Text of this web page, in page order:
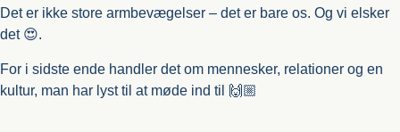
Det er ikke store armbevægelser – det er bare os. Og vi elsker
det 😍.
For i sidste ende handler det om mennesker, relationer og en
kultur, man har lyst til at møde ind til 🙌🏼